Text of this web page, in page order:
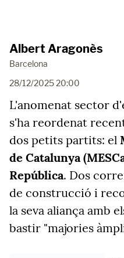
Albert Aragonès
Barcelona
28/12/2025 20:00
L'anomenat sector
s'ha reordenat
dos petits partits: el
de Catalunya
República. Dos
de construcció i
la seva aliança amb
bastir "majories